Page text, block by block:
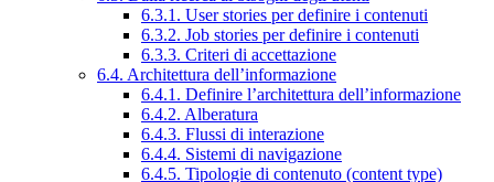
6.3.1. User stories per definire i contenuti
6.3.2. Job stories per definire i contenuti
6.3.3. Criteri di accettazione
6.4. Architettura dell’informazione
6.4.1. Definire l’architettura dell’informazione
6.4.2. Alberatura
6.4.3. Flussi di interazione
6.4.4. Sistemi di navigazione
6.4.5. Tipologie di contenuto (content type)